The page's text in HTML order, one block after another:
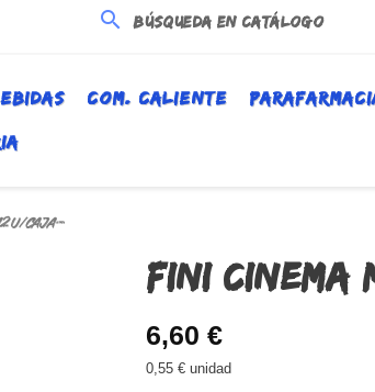
search
COM. CALIENTE
CAJA-
FINI CINEMA
6,60 €
0,55 € unidad